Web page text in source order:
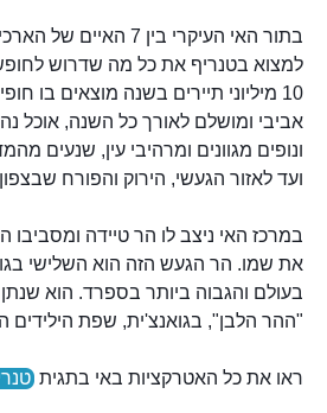
בתור האי העיקרי בין 7
למצוא בטנריף את כל מה שדרוש
10 מיליוני תיירים בשנה מוצאים בו
אביבי ומושלם לאורך כל השנה, אוכל
ונופים מגוונים ומרהיבי עין, שנעים
ועד לאזור הגעשי, הירוק והפורח
במרכז האי ניצב לו הר טיידה
את שמו. הר הגעש הזה הוא השלישי
בעולם והגבוה ביותר בספרד. הוא
"ההר הלבן", בגואנצ'ית, שפת הילידים
ראו את כל האטרקציות באי בתגית